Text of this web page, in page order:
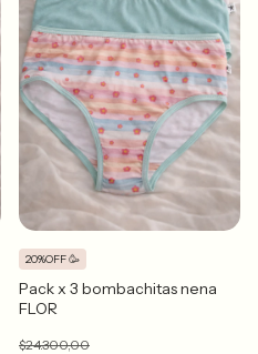
Pack x 3 bombachitas nena
FLOR
$24.300,00
20%OFF 🥳